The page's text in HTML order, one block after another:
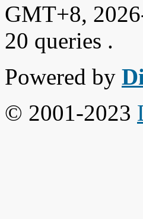
GMT+8,
20 queries .
Powered by
© 2001-2023